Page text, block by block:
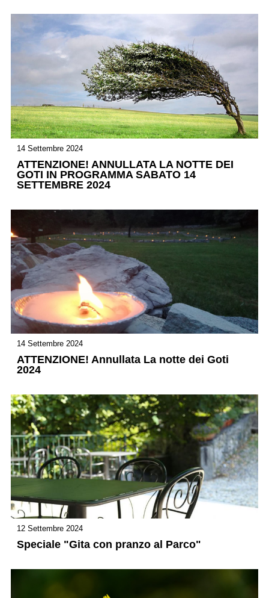
14 Settembre 2024
ATTENZIONE! ANNULLATA LA NOTTE DEI
GOTI IN PROGRAMMA SABATO 14
SETTEMBRE 2024
14 Settembre 2024
ATTENZIONE! Annullata La notte dei Goti
2024
12 Settembre 2024
Speciale "Gita con pranzo al Parco"